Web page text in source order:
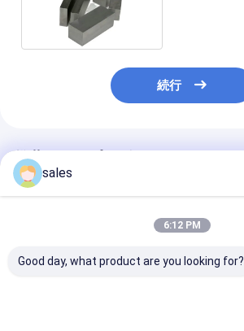
続行
推薦されたプロダクト
sales
6:12 PM
Good day, what product are you looking for?